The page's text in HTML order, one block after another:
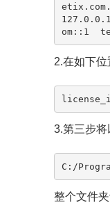
etix.com.
om::1
2.在如下
3.第三步将
C:/
整个文件